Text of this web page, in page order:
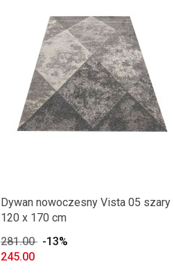
Dywan nowoczesny Vista 05 szary
120 x 170 cm
281.00
-13%
245.00